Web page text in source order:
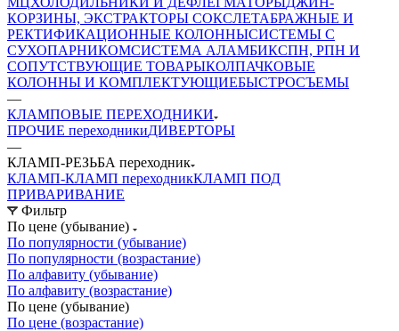
КОРЗИНЫ, ЭКСТРАКТОРЫ СОКСЛЕТАБРАЖНЫЕ И
РЕКТИФИКАЦИОННЫЕ КОЛОННЫСИСТЕМЫ С
СУХОПАРНИКОМСИСТЕМА АЛАМБИКСПН, РПН И
СОПУТСТВУЮЩИЕ ТОВАРЫКОЛПАЧКОВЫЕ
КОЛОННЫ И КОМПЛЕКТУЮЩИЕБЫСТРОСЪЕМЫ
—
КЛАМПОВЫЕ ПЕРЕХОДНИКИ
ПРОЧИЕ переходникиДИВЕРТОРЫ
—
КЛАМП-РЕЗЬБА переходник
КЛАМП-КЛАМП переходникКЛАМП ПОД
ПРИВАРИВАНИЕ
Фильтр
По цене (убывание)
По популярности (убывание)
По популярности (возрастание)
По алфавиту (убывание)
По алфавиту (возрастание)
По цене (убывание)
По цене (возрастание)